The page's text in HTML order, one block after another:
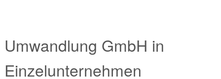
Umwandlung GmbH in
Einzelunternehmen